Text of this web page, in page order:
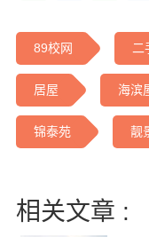
89校网 二
居屋 海滨
锦泰苑 靓
相关文章 :